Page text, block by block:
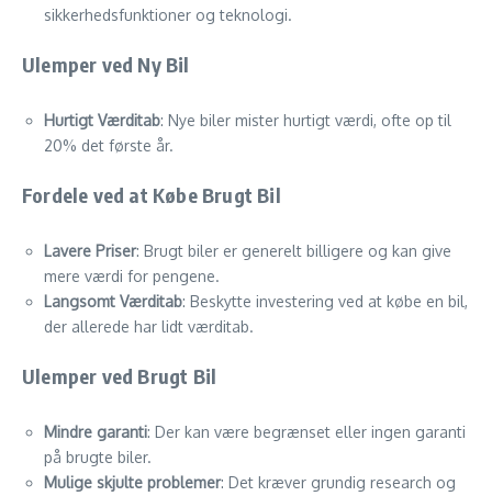
sikkerhedsfunktioner og teknologi.
Ulemper ved Ny Bil
Hurtigt Værditab: Nye biler mister hurtigt værdi, ofte op til
20% det første år.
Fordele ved at Købe Brugt Bil
Lavere Priser: Brugt biler er generelt billigere og kan give
mere værdi for pengene.
Langsomt Værditab: Beskytte investering ved at købe en bil,
der allerede har lidt værditab.
Ulemper ved Brugt Bil
Mindre garanti: Der kan være begrænset eller ingen garanti
på brugte biler.
Mulige skjulte problemer: Det kræver grundig research og